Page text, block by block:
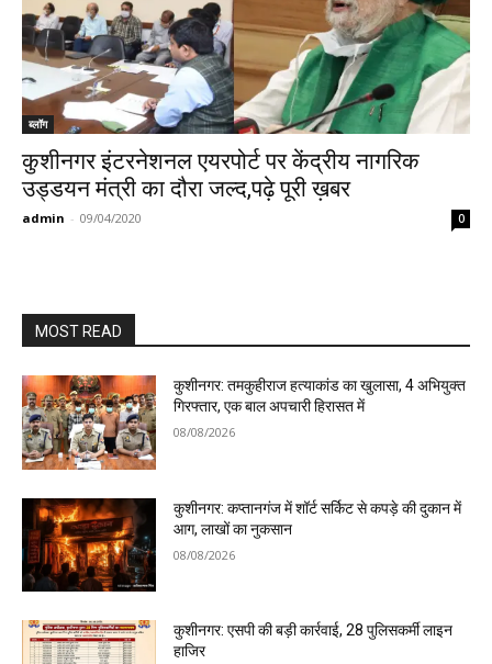
ब्लॉग
कुशीनगर इंटरनेशनल एयरपोर्ट पर केंद्रीय नागरिक
उड्डयन मंत्री का दौरा जल्द,पढ़े पूरी ख़बर
admin - 09/04/2020 0
MOST READ
कुशीनगर: तमकुहीराज हत्याकांड का खुलासा, 4 अभियुक्त
गिरफ्तार, एक बाल अपचारी हिरासत में
08/08/2026
कुशीनगर: कप्तानगंज में शॉर्ट सर्किट से कपड़े की दुकान में
आग, लाखों का नुकसान
08/08/2026
कुशीनगर: एसपी की बड़ी कार्रवाई, 28 पुलिसकर्मी लाइन
हाजिर